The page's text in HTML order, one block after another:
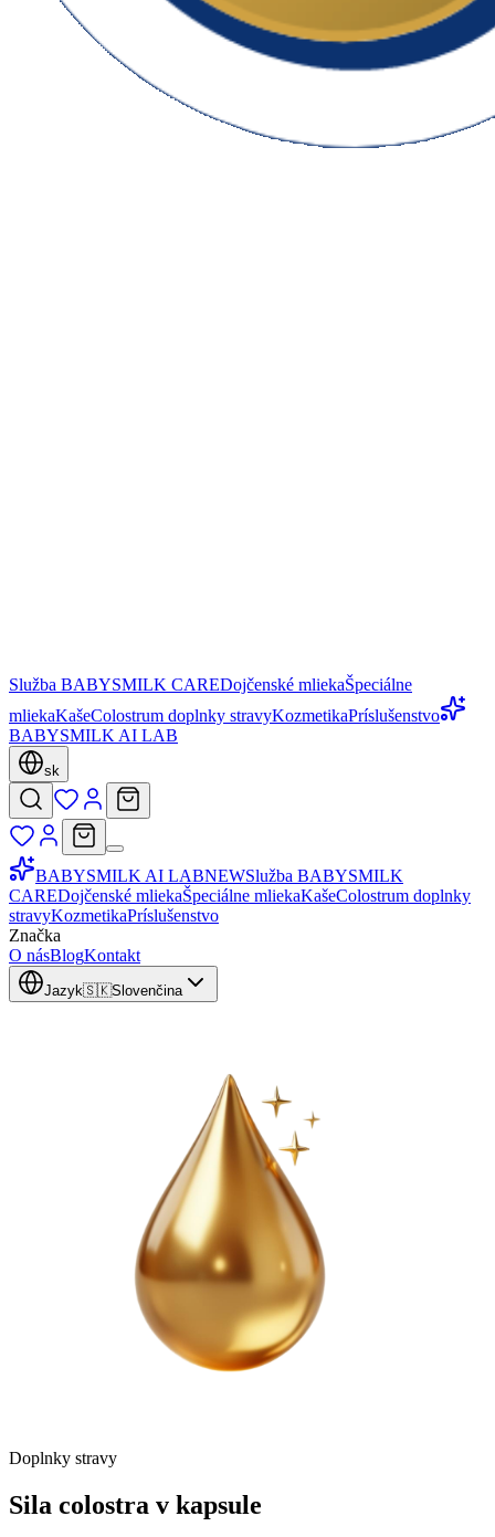
Služba BABYSMILK CAREDojčenské mliekaŠpeciálne
mliekaKašeColostrum doplnky stravyKozmetikaPríslušenstvo
BABYSMILK AI LAB
sk
BABYSMILK AI LABNEWSlužba BABYSMILK
CAREDojčenské mliekaŠpeciálne mliekaKašeColostrum doplnky
stravyKozmetikaPríslušenstvo
Značka
O násBlogKontakt
Jazyk🇸🇰Slovenčina
Doplnky stravy
Sila colostra v kapsule